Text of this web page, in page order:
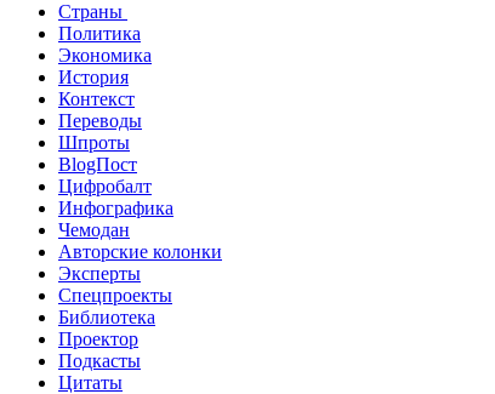
Страны
Политика
Экономика
История
Контекст
Переводы
Шпроты
BlogПост
Цифробалт
Инфографика
Чемодан
Авторские колонки
Эксперты
Спецпроекты
Библиотека
Проектор
Подкасты
Цитаты